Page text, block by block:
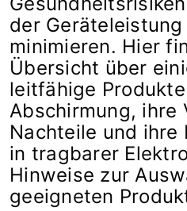
der Geräteleistung
minimieren. Hier
Übersicht über
leitfähige
Abschirmung, ihre
Nachteile und ihre
in tragbarer
Hinweise zur
geeigneten